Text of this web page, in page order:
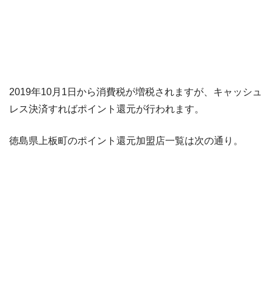
2019年10月1日から消費税が増税されますが、キャッシュ
レス決済すればポイント還元が行われます。
徳島県上板町のポイント還元加盟店一覧は次の通り。